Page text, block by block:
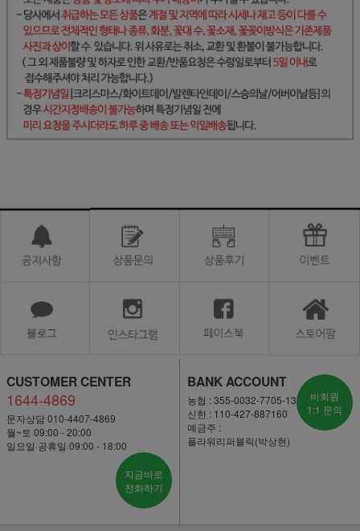
CUSTOMER CENTER
1644-4869
문자상담 010-4407-4869
월~토 09:00 - 20:00
일요일·공휴일 09:00 - 18:00
지금바로
전화하기
BANK ACCOUNT
농협 : 355-0032-7705-13
신한 : 110-427-887160
예금주 :
플라워리퍼블릭(박상현)
비회원
1:1 문의